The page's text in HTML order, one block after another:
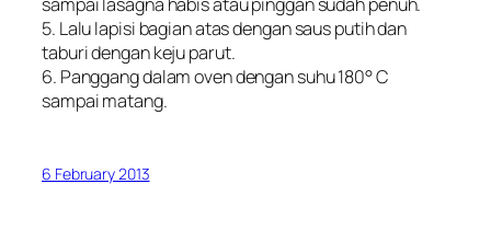
5. Lalu lapisi bagian atas dengan saus putih dan
taburi dengan keju parut.
6. Panggang dalam oven dengan suhu 180° C
sampai matang.
6 February 2013